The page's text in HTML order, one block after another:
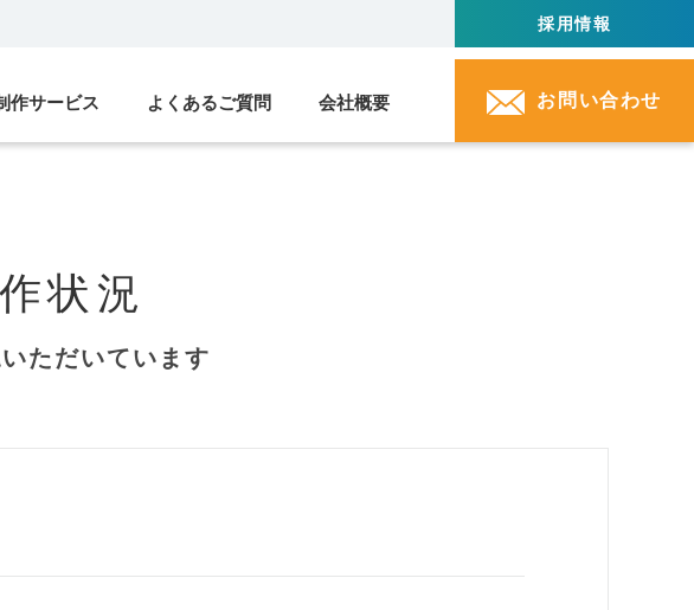
作サービス よくあるご質問 会社概要
採用情報
お問い合わせ
状況
ただいています